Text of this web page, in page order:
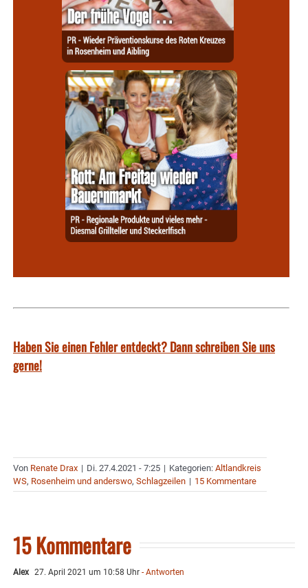
Haben Sie einen Fehler entdeckt? Dann schreiben Sie uns
gerne!
Von Renate Drax | Di. 27.4.2021 - 7:25 | Kategorien: Altlandkreis
WS, Rosenheim und anderswo, Schlagzeilen | 15 Kommentare
15 Kommentare
Alex 27. April 2021 um 10:58 Uhr - Antworten